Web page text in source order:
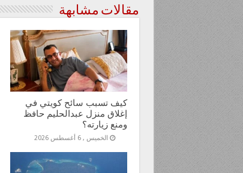
مقالات مشابهة
كيف تسبب سائح كويتي في
إغلاق منزل عبدالحليم حافظ
ومنع زيارته؟
الخميس , 6 أغسطس 2026